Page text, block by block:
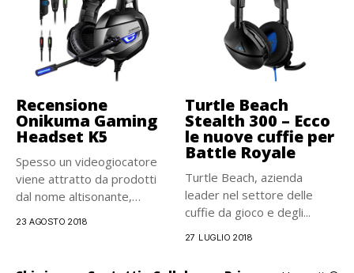
Recensione
Onikuma Gaming
Headset K5
Spesso un videogiocatore
viene attratto da prodotti
dal nome altisonante,
23 AGOSTO 2018
Turtle Beach
Stealth 300 – Ecco
le nuove cuffie per
Battle Royale
Turtle Beach, azienda
leader nel settore delle
cuffie da gioco e degli...
27 LUGLIO 2018